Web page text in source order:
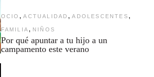
OCIO , ACTUALIDAD , ADOLESCENTES ,
FAMILIA , NIÑOS
Por qué apuntar a tu hijo a un
campamento este verano